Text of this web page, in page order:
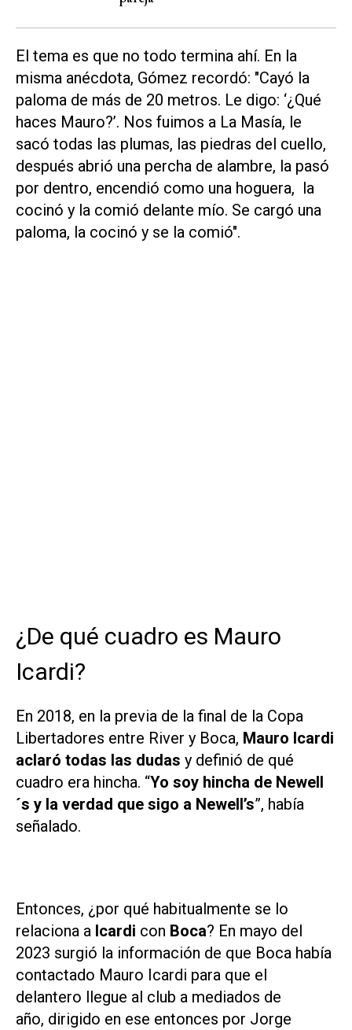
El tema es que no todo termina ahí. En la
misma anécdota, Gómez recordó: "Cayó la
paloma de más de 20 metros. Le digo: ‘¿Qué
haces Mauro?’. Nos fuimos a La Masía, le
sacó todas las plumas, las piedras del cuello,
después abrió una percha de alambre, la pasó
por dentro, encendió como una hoguera, la
cocinó y la comió delante mío. Se cargó una
paloma, la cocinó y se la comió".
¿De qué cuadro es Mauro
Icardi?
En 2018, en la previa de la final de la Copa
Libertadores entre River y Boca, Mauro Icardi
aclaró todas las dudas y definió de qué
cuadro era hincha. “Yo soy hincha de Newell
´s y la verdad que sigo a Newell’s”, había
señalado.
Entonces, ¿por qué habitualmente se lo
relaciona a Icardi con Boca? En mayo del
2023 surgió la información de que Boca había
contactado Mauro Icardi para que el
delantero llegue al club a mediados de
año, dirigido en ese entonces por Jorge